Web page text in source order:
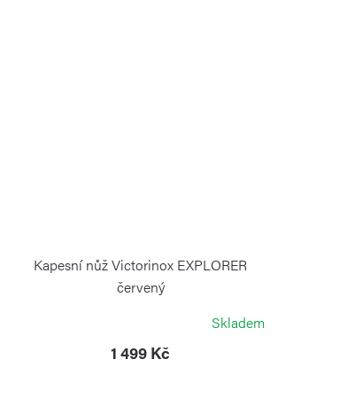
Kapesní nůž Victorinox EXPLORER
červený
Skladem
1 499 Kč